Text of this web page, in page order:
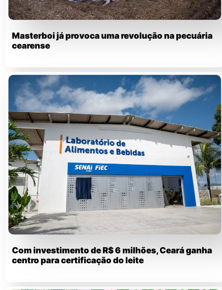
Masterboi já provoca uma revolução na pecuária
cearense
Com investimento de R$ 6 milhões, Ceará ganha
centro para certificação do leite